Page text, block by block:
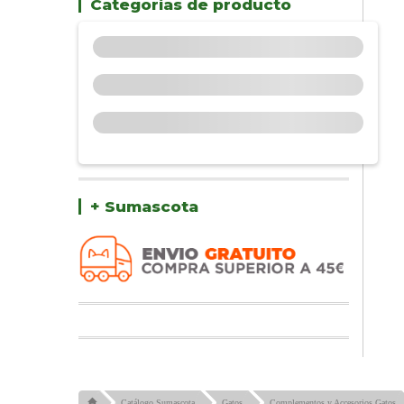
Categorías de producto
+ Sumascota